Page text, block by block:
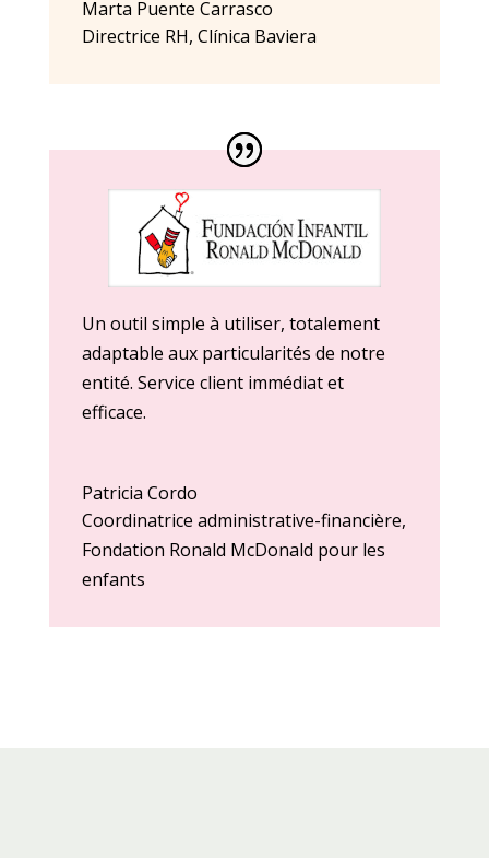
Marta Puente Carrasco
Directrice RH, Clínica Baviera
Un outil simple à utiliser, totalement
adaptable aux particularités de notre
entité. Service client immédiat et
efficace.
Patricia Cordo
Coordinatrice administrative-financière,
Fondation Ronald McDonald pour les
enfants